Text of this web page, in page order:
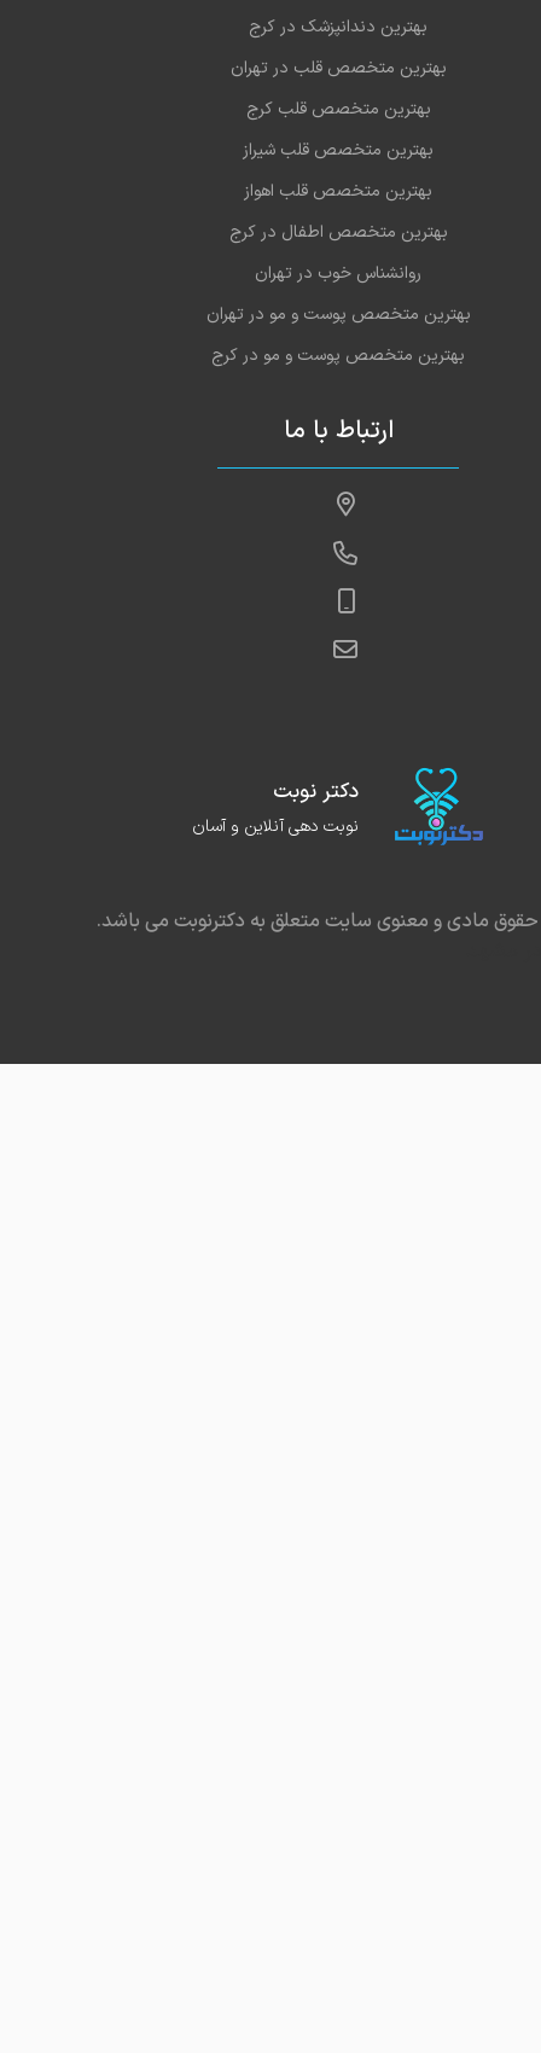
بهترین دندانپزشک در کرج
بهترین متخصص قلب در تهران
بهترین متخصص قلب کرج
بهترین متخصص قلب شیراز
بهترین متخصص قلب اهواز
بهترین متخصص اطفال در کرج
روانشناس خوب در تهران
بهترین متخصص پوست و مو در تهران
بهترین متخصص پوست و مو در کرج
ارتباط با ما
دکتر نوبت
نوبت دهی آنلاین و آسان
مادی و معنوی سایت متعلق به دکترنوبت می باشد.